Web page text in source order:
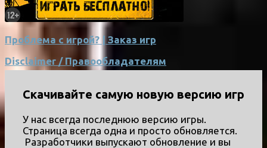
Проблема с игрой? | Заказ игр
Disclaimer / Правообладателям
Скачивайте самую новую версию игр
У нас всегда последнюю версию игры.
Страница всегда одна и просто обновляется.
Разработчики выпускают обновление и вы